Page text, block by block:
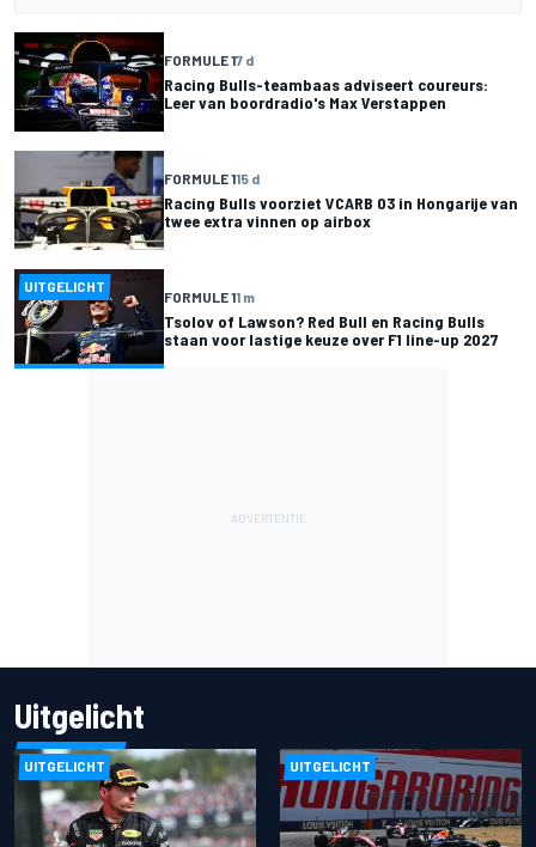
FORMULE 17 d
Racing Bulls-teambaas adviseert coureurs:
Leer van boordradio's Max Verstappen
FORMULE 115 d
Racing Bulls voorziet VCARB 03 in Hongarije van
twee extra vinnen op airbox
UITGELICHT
FORMULE 11 m
Tsolov of Lawson? Red Bull en Racing Bulls
staan voor lastige keuze over F1 line-up 2027
Uitgelicht
UITGELICHT UITGELICHT